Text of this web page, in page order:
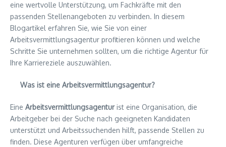
eine wertvolle Unterstützung, um Fachkräfte mit den
passenden Stellenangeboten zu verbinden. In diesem
Blogartikel erfahren Sie, wie Sie von einer
Arbeitsvermittlungsagentur profitieren können und welche
Schritte Sie unternehmen sollten, um die richtige Agentur für
Ihre Karriereziele auszuwählen.
Was ist eine Arbeitsvermittlungsagentur?
Eine Arbeitsvermittlungsagenturist eine Organisation, die
Arbeitgeber bei der Suche nach geeigneten Kandidaten
unterstützt und Arbeitssuchenden hilft, passende Stellen zu
finden. Diese Agenturen verfügen über umfangreiche